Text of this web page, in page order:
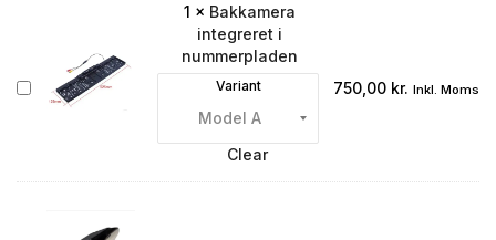
Bakkamera
integreret
1 × Bakkamera
integreret i
nummerpladen
Variant
Clear
750,00 kr. Inkl. Moms